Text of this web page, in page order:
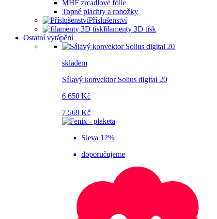
MHF zrcadlové fólie
Topné plachty a rohožky
Příslušenství
filamenty 3D tisk
Ostatní vytápění
skladem
Sálavý konvektor Solius digital 20
6 650 Kč
7 569 Kč
Sleva 12%
doporučujeme